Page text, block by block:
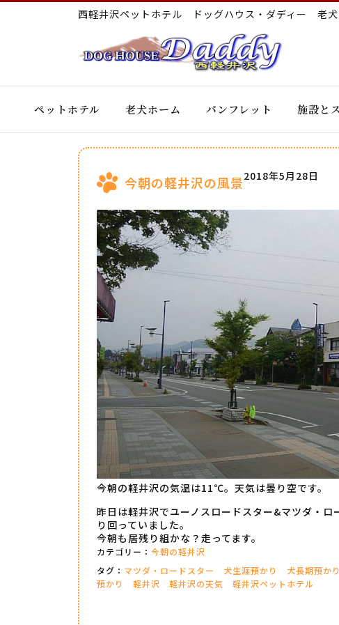
西軽井沢ペットホテル ドッグハウス・ダディー 老
ペットホテル 老犬ホーム パンフレット 施設と
今朝の軽井沢の風景2018年5月28日
今朝の軽井沢の気温は11℃。天気は曇り空です。
昨日は軽井沢でユーノスロードスター&マツダ・
り回っていました。
今朝も居残り組かな？走ってます。
カテゴリー： 今朝の軽井沢
タグ： マツダ・ロードスター 犬生涯預かり 犬長期預かり
預かり
軽井沢 軽井沢の天気 軽井沢ペットホテル